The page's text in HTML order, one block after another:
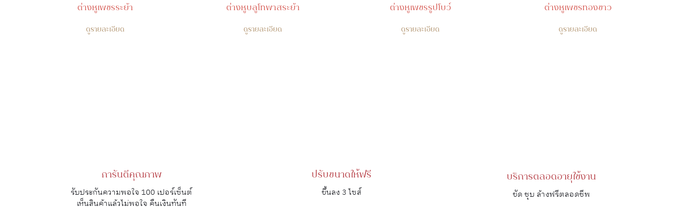
ต่างหูเพชรระย้า
ดูรายละเอียด
ต่างหูบลูโทพาสระย้า
ดูรายละเอียด
ต่างหูเพชรรูปโบว์
ดูรายละเอียด
ต่างหูเพชรทองขาว
ดูรายละเอียด
การันตีคุณภาพ
รับประกันความพอใจ 100 เปอร์เซ็นต์
เห็นสินค้าแล้วไม่พอใจ คืนเงินทันที
ปรับขนาดให้ฟรี
ขึ้นลง 3 ไซส์
บริการตลอดอายุใช้งาน
ขัด ชุบ ล้างฟรีตลอดชีพ